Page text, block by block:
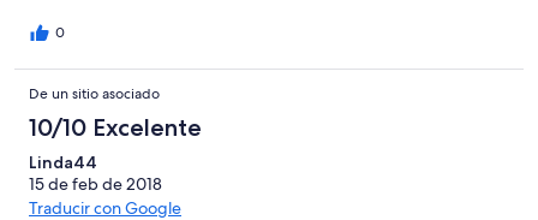
0
De un sitio asociado
10/10 Excelente
Linda44
15 de feb de 2018
Traducir con Google